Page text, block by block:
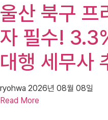
울산 북구 프
자 필수!
대행 세무사
ryohwa 2026년 08월 08일
Read More